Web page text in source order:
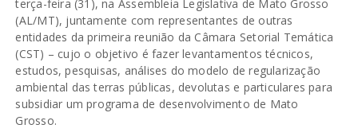
terça-feira (31), na Assembleia Legislativa de Mato Grosso
(AL/MT), juntamente com representantes de outras
entidades da primeira reunião da Câmara Setorial Temática
(CST) – cujo o objetivo é fazer levantamentos técnicos,
estudos, pesquisas, análises do modelo de regularização
ambiental das terras públicas, devolutas e particulares para
subsidiar um programa de desenvolvimento de Mato
Grosso.